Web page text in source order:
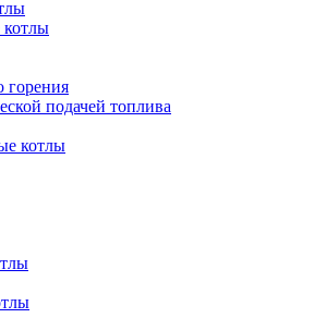
горения
подачей топлива
котлы